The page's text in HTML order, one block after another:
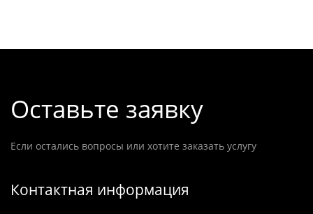
Оставьте заявку
Если остались вопросы или хотите заказать услугу
Контактная информация